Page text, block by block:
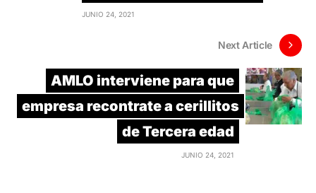
JUNIO 24, 2021
Next Article
AMLO interviene para que
empresa recontrate a cerillitos
de Tercera edad
JUNIO 24, 2021